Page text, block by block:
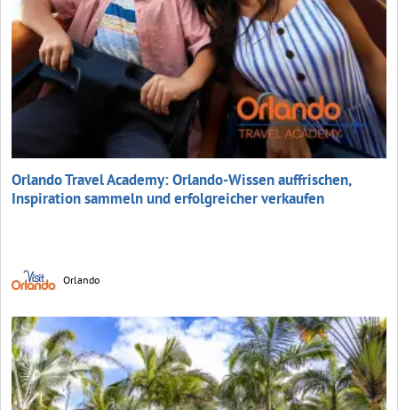
Orlando Travel Academy: Orlando-Wissen auffrischen,
Inspiration sammeln und erfolgreicher verkaufen
Orlando